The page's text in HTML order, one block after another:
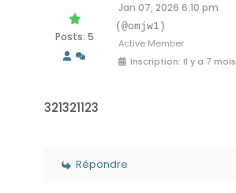
Posts: 5
Jan 07, 2026 6:10 pm
(@omjw1)
Active Member
Inscription: Il y a 7 mois
321321123
Répondre